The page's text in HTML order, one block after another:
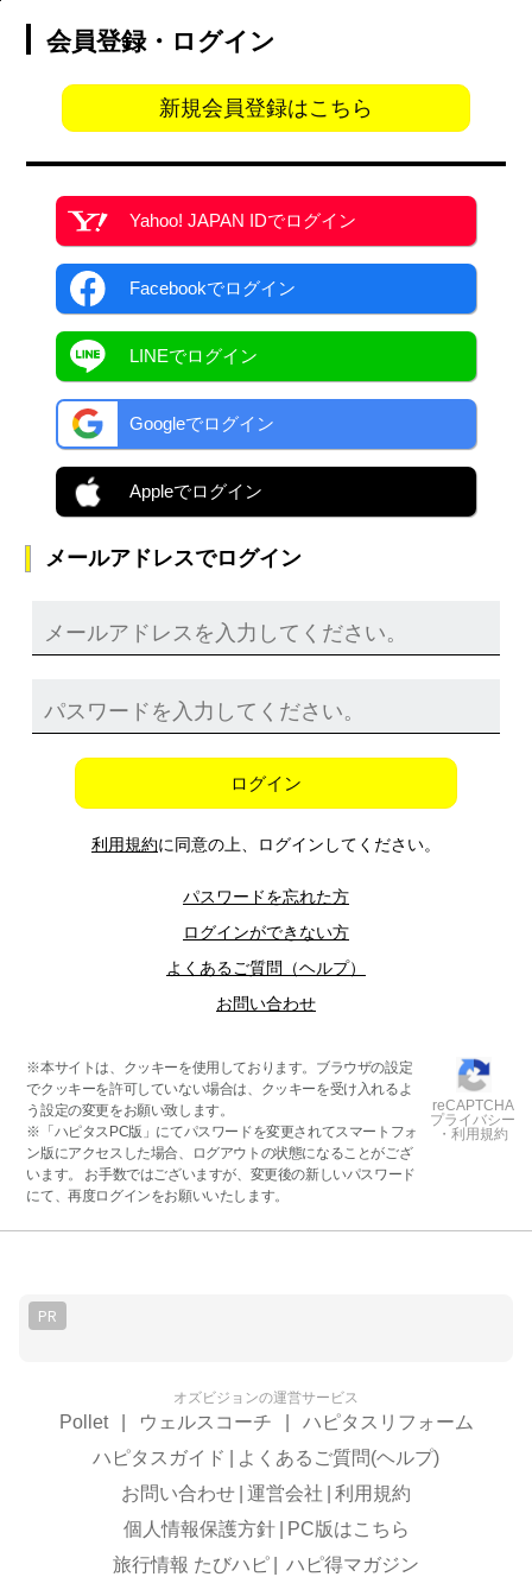
会員登録・ログイン
新規会員登録はこちら
Yahoo! JAPAN IDでログイン
Facebookでログイン
LINEでログイン
Googleでログイン
Appleでログイン
メールアドレスでログイン
ログイン
利用規約に同意の上、ログインしてください。
パスワードを忘れた方
ログインができない方
よくあるご質問（ヘルプ）
お問い合わせ
※本サイトは、クッキーを使用しております。ブラウザの設定
でクッキーを許可していない場合は、クッキーを受け入れるよ
う設定の変更をお願い致します。
※「ハピタスPC版」にてパスワードを変更されてスマートフォ
ン版にアクセスした場合、ログアウトの状態になることがござ
います。 お手数ではございますが、変更後の新しいパスワード
にて、再度ログインをお願いいたします。
reCAPTCHA
プライバシー
・利用規約
PR
オズビジョンの運営サービス
Pollet ウェルスコーチ
ハピタスリフォーム
ハピタスガイド
よくあるご質問(ヘルプ)
お問い合わせ 運営会社
利用規約
個人情報保護方針
PC版はこちら
旅行情報 たびハピ
ハピ得マガジン